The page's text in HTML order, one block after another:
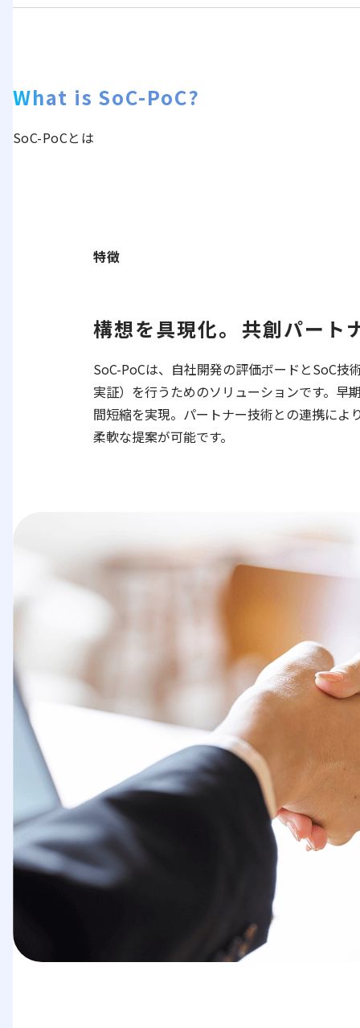
What is SoC-PoC?
SoC-PoCとは
特徴
構想を具現化。⁨⁩共創パート
SoC-PoCは、自社開発の評価ボードとSoC
実証）を行うためのソリューションです。早
間短縮を実現。パートナー技術との連携によ
柔軟な提案が可能です。